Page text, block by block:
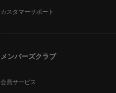
カスタマーサポート
メンバーズクラブ
会員サービス